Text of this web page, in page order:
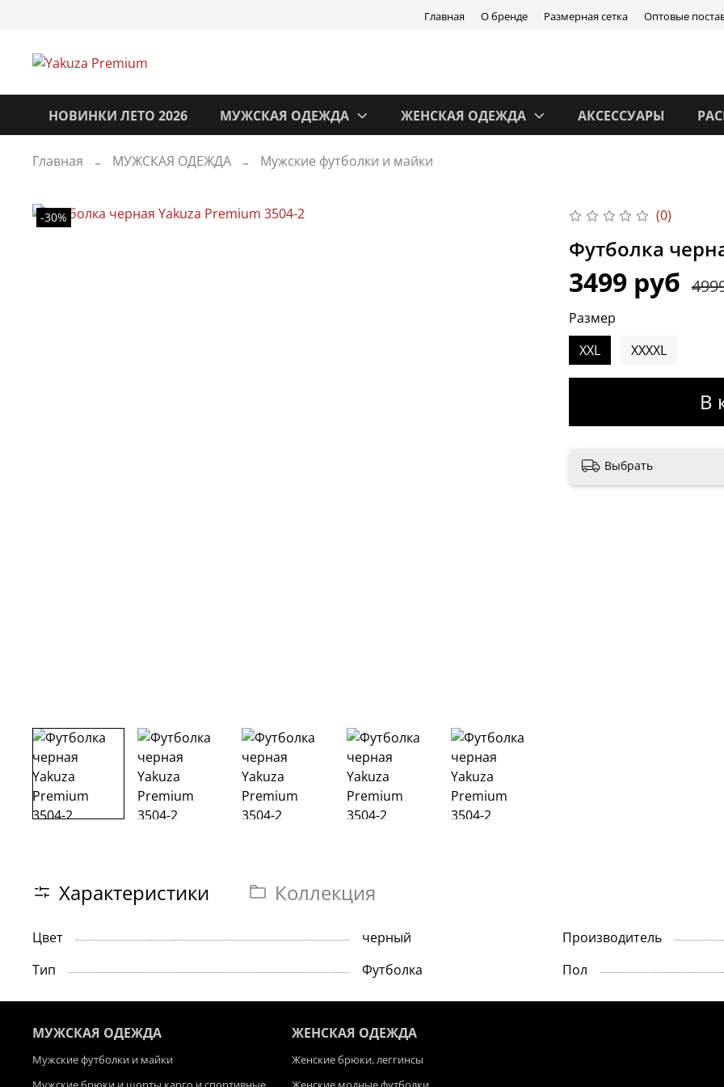
Главная О бренде Размерная сетка Оптовые
НОВИНКИ ЛЕТО 2026 МУЖСКАЯ ОДЕЖДА ЖЕНСКАЯ ОДЕЖДА АКСЕССУАРЫ
Главная МУЖСКАЯ ОДЕЖДА Мужские футболки и майки
-30% (0)
Футболка
3499 руб
В
Размер
XXL
XXXXL
Выбрать
Характеристики Коллекция
Цвет черный Производитель
Тип
Футболка Пол
МУЖСКАЯ ОДЕЖДА
Мужские футболки и майки
ЖЕНСКАЯ ОДЕЖДА
Женские брюки, леггинсы